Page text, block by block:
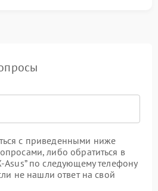
с приведенными ниже
либо обратиться в
Asus” по следующему телефону
не нашли ответ на свой